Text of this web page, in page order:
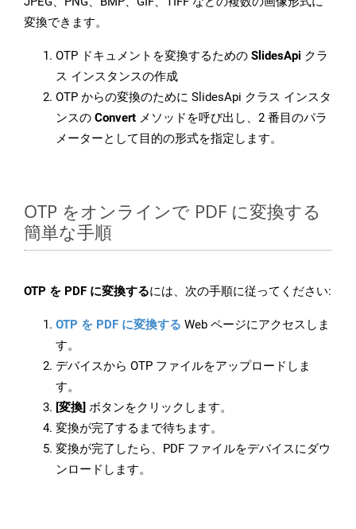
変換できます。
OTP ドキュメントを変換するための SlidesApi クラ
ス インスタンスの作成
OTP からの変換のために SlidesApi クラス インスタ
ンスの Convert メソッドを呼び出し、2 番目のパラ
メーターとして目的の形式を指定します。
OTP をオンラインで PDF に変換する
簡単な手順
OTP を PDF に変換するには、次の手順に従ってください:
OTP を PDF に変換する Web ページにアクセスしま
す。
デバイスから OTP ファイルをアップロードしま
す。
[変換] ボタンをクリックします。
変換が完了するまで待ちます。
変換が完了したら、PDF ファイルをデバイスにダウ
ンロードします。